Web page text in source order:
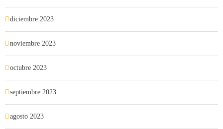
diciembre 2023
noviembre 2023
octubre 2023
septiembre 2023
agosto 2023